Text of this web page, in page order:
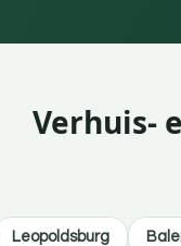
Verhuis-
Leopoldsburg